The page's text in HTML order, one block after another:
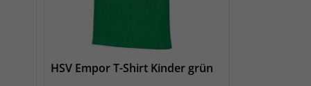
HSV Empor T-Shirt Kinder grün